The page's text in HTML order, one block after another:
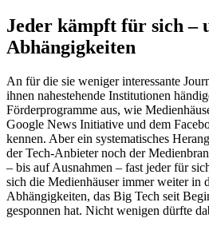
Jeder kämpft für sich –
Abhängigkeiten
An für die sie weniger interessante
ihnen nahestehende Institutionen
Förderprogramme aus, wie
Google News Initiative und dem
kennen. Aber ein systematisches
der Tech-Anbieter noch der
– bis auf Ausnahmen – fast jeder für
sich die Medienhäuser immer weiter in
Abhängigkeiten, das Big Tech seit
gesponnen hat. Nicht wenigen dürfte